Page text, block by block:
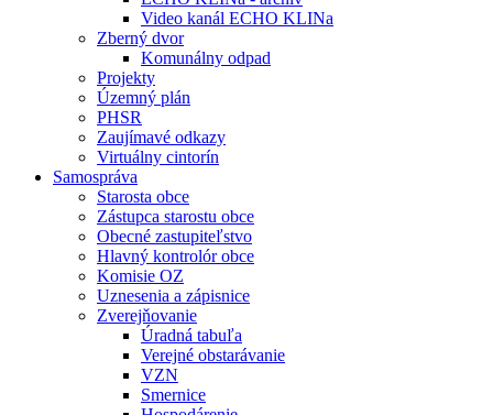
Video kanál ECHO KLINa
Zberný dvor
Komunálny odpad
Projekty
Územný plán
PHSR
Zaujímavé odkazy
Virtuálny cintorín
Samospráva
Starosta obce
Zástupca starostu obce
Obecné zastupiteľstvo
Hlavný kontrolór obce
Komisie OZ
Uznesenia a zápisnice
Zverejňovanie
Úradná tabuľa
Verejné obstarávanie
VZN
Smernice